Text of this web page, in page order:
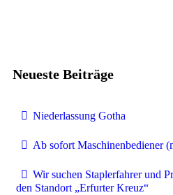
Neueste Beiträge
Niederlassung Gotha
Ab sofort Maschinenbediener
Wir suchen Staplerfahrer und
den Standort „Erfurter Kreuz“